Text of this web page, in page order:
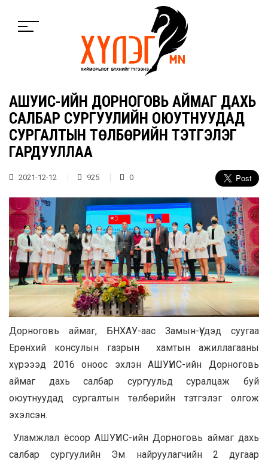
АШУҮИС-ИЙН ДОРНОГОВЬ АЙМАГ ДАХЬ
САЛБАР СУРГУУЛИЙН ОЮУТНУУДАД
СУРГАЛТЫН ТӨЛБӨРИЙН ТЭТГЭЛЭГ
ГАРДУУЛЛАА
2021-12-12 925 0
Дорноговь аймаг, БНХАУ-аас Замын-Үүдэд суугаа
Ерөнхий консулын газрын хамтын ажиллагааны
хүрэээд 2016 оноос эхлэн АШУҮИС-ийн Дорноговь
аймаг дахь салбар сургуульд суралцаж буй
оюутнуудад сургалтын төлбөрийн тэтгэлэг олгож
эхэлсэн.
Уламжлал ёсоор АШУҮИС-ийн Дорноговь аймаг дахь
салбар сургуулийн Эм найруулагчийн 2 дугаар